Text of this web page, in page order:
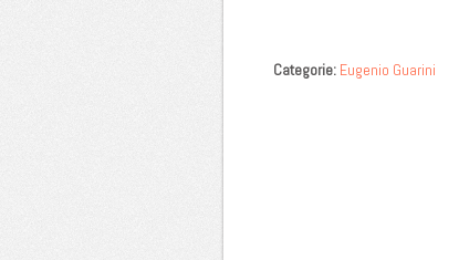
Categorie: Eugenio Guarini